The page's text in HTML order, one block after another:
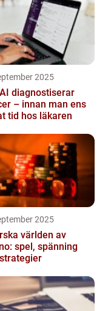
2025
diagnostiserar
– innan man ens
tid hos läkaren
2025
världen av
spel, spänning